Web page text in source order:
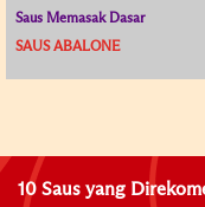
Saus Memasak Dasar
SAUS ABALONE
10 Saus yang